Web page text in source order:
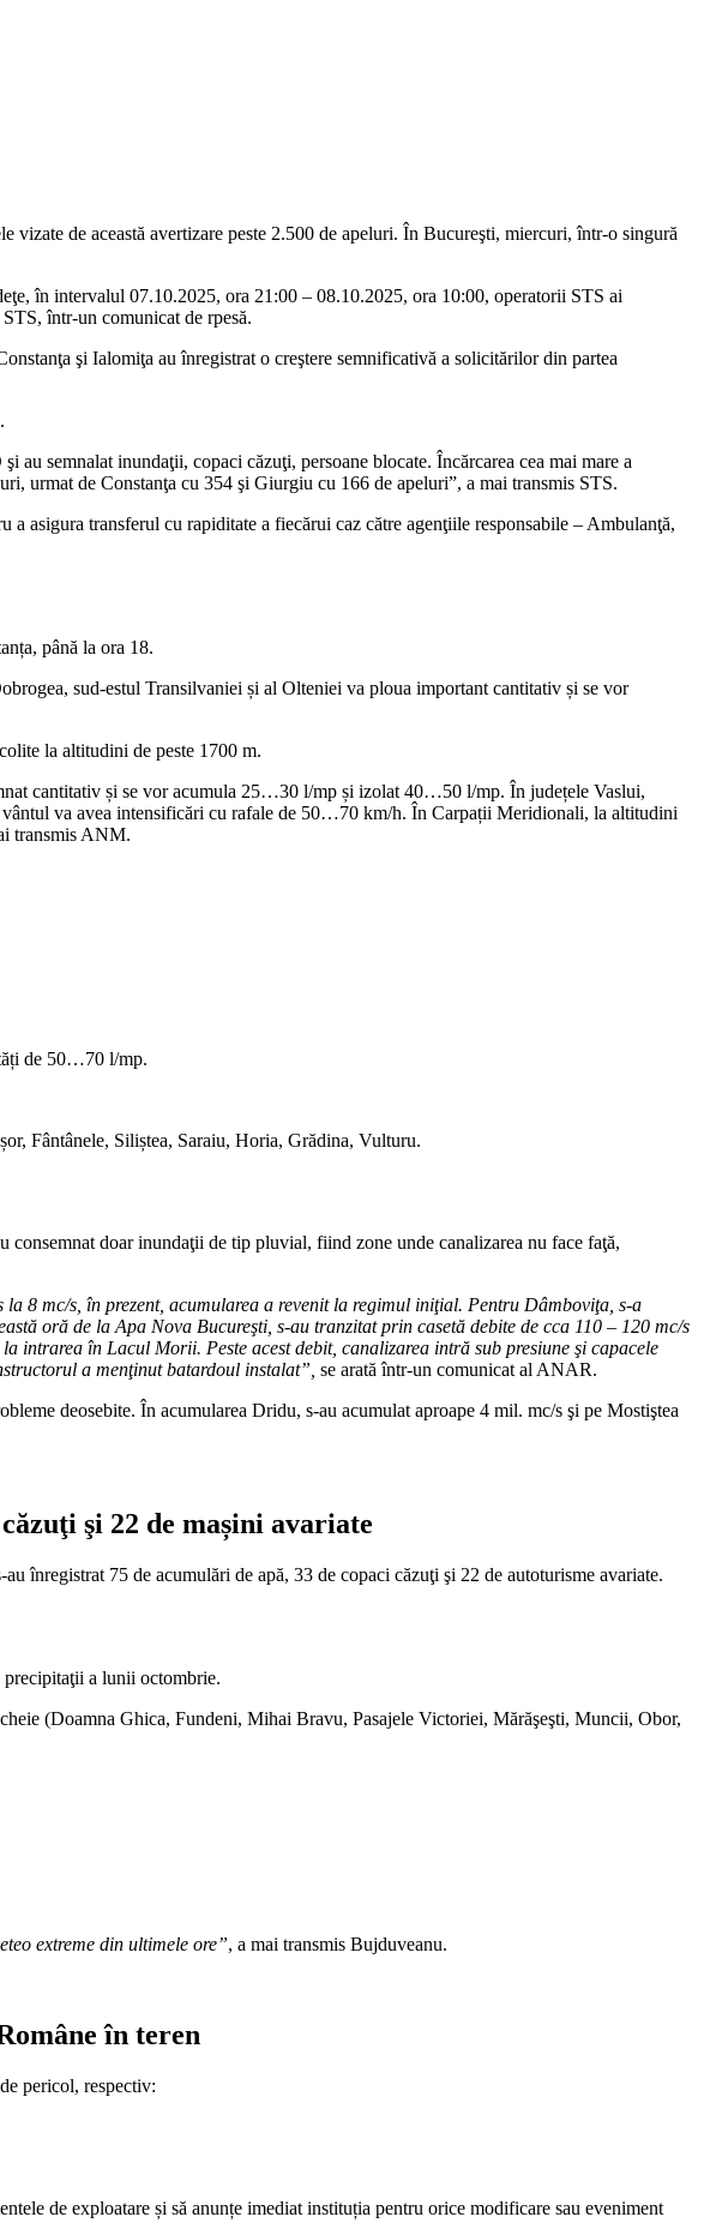
de această avertizare peste 2.500 de apeluri. În Bucureşti, miercuri, într-o singură
în intervalul 07.10.2025, ora 21:00 – 08.10.2025, ora 10:00, operatorii STS ai
într-un comunicat de rpesă.
şi Ialomiţa au înregistrat o creştere semnificativă a solicitărilor din partea
semnalat inundaţii, copaci căzuţi, persoane blocate. Încărcarea cea mai mare a
urmat de Constanţa cu 354 şi Giurgiu cu 166 de apeluri”, a mai transmis STS.
asigura transferul cu rapiditate a fiecărui caz către agenţiile responsabile – Ambulanţă,
până la ora 18.
sud-estul Transilvaniei și al Olteniei va ploua important cantitativ și se vor
la altitudini de peste 1700 m.
cantitativ și se vor acumula 25…30 l/mp și izolat 40…50 l/mp. În județele Vaslui,
va avea intensificări cu rafale de 50…70 km/h. În Carpații Meridionali, la altitudini
transmis ANM.
de 50…70 l/mp.
Fântânele, Siliștea, Saraiu, Horia, Grădina, Vulturu.
doar inundaţii de tip pluvial, fiind zone unde canalizarea nu face faţă,
8 mc/s, în prezent, acumularea a revenit la regimul iniţial. Pentru Dâmboviţa, s-a
oră de la Apa Nova Bucureşti, s-au tranzitat prin casetă debite de cca 110 – 120 mc/s
intrarea în Lacul Morii. Peste acest debit, canalizarea intră sub presiune şi capacele
a menţinut batardoul instalat”, se arată într-un comunicat al ANAR.
deosebite. În acumularea Dridu, s-au acumulat aproape 4 mil. mc/s şi pe Mostiştea
şi 22 de mașini avariate
înregistrat 75 de acumulări de apă, 33 de copaci căzuţi şi 22 de autoturisme avariate.
precipitaţii a lunii octombrie.
(Doamna Ghica, Fundeni, Mihai Bravu, Pasajele Victoriei, Mărăşeşti, Muncii, Obor,
extreme din ultimele ore”, a mai transmis Bujduveanu.
în teren
pericol, respectiv:
de exploatare și să anunțe imediat instituția pentru orice modificare sau eveniment